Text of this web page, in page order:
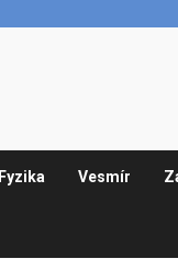
Fyzika Vesmír